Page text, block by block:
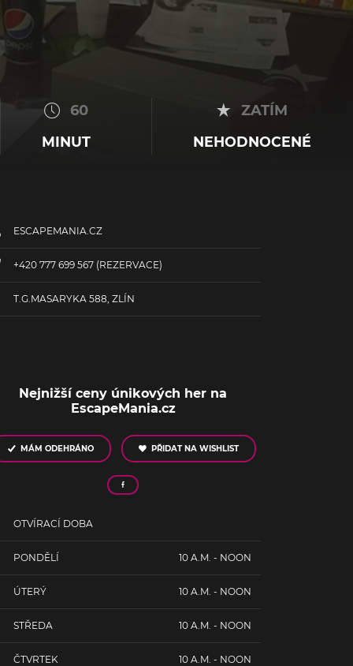
60
MINUT
ZATÍM
NEHODNOCENÉ
ESCAPEMANIA.CZ
+420 777 699 567 (REZERVACE)
T.G.MASARYKA 588, ZLÍN
Nejnižší ceny únikových her na
EscapeMania.cz
MÁM ODEHRÁNO PŘIDAT NA WISHLIST
OTVÍRACÍ DOBA
PONDĚLÍ 10 A.M. - NOON
ÚTERÝ 10 A.M. - NOON
STŘEDA 10 A.M. - NOON
ČTVRTEK 10 A.M. - NOON